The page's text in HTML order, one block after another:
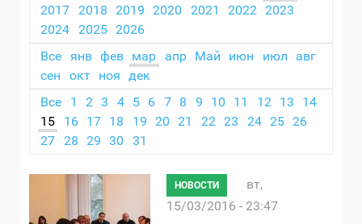
2017
2018 2019 2020 2021 2022 2023
2024
2025
2026
Все янв фев мар апр Май июн июл
авг
сен
окт ноя дек
Все
1 2 3 4 5 6 7 8 9 10 11 12 13
14
15
16 17 18 19 20 21 22 23 24 25 26
27
28 29 30 31
НОВОСТИ
вт,
15/03/2016 - 23:47